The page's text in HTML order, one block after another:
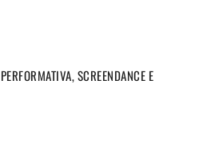
SCREENDANCE E